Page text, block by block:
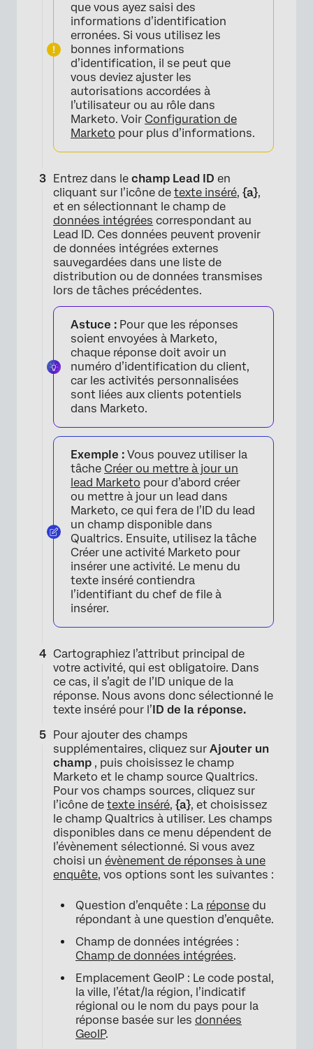
×
que vous ayez saisi des
informations d’identification
erronées. Si vous utilisez les
bonnes informations
d’identification, il se peut que
vous deviez ajuster les
autorisations accordées à
l’utilisateur ou au rôle dans
Marketo. Voir Configuration de
Marketo pour plus d’informations.
Entrez dans le champ Lead ID en
cliquant sur l’icône de texte inséré, {a},
et en sélectionnant le champ de
données intégrées correspondant au
Lead ID. Ces données peuvent provenir
de données intégrées externes
sauvegardées dans une liste de
distribution ou de données transmises
lors de tâches précédentes.
Astuce : Pour que les réponses
soient envoyées à Marketo,
chaque réponse doit avoir un
numéro d’identification du client,
car les activités personnalisées
sont liées aux clients potentiels
dans Marketo.
Exemple : Vous pouvez utiliser la
tâche Créer ou mettre à jour un
lead Marketo pour d’abord créer
ou mettre à jour un lead dans
Marketo, ce qui fera de l’ID du lead
un champ disponible dans
Qualtrics. Ensuite, utilisez la tâche
Créer une activité Marketo pour
insérer une activité. Le menu du
texte inséré contiendra
l’identifiant du chef de file à
insérer.
Cartographiez l’attribut principal de
votre activité, qui est obligatoire. Dans
ce cas, il s’agit de l’ID unique de la
réponse. Nous avons donc sélectionné le
texte inséré pour l’ ID de la réponse.
Pour ajouter des champs
supplémentaires, cliquez sur Ajouter un
champ , puis choisissez le champ
Marketo et le champ source Qualtrics.
Pour vos champs sources, cliquez sur
l’icône de texte inséré, {a}, et choisissez
le champ Qualtrics à utiliser. Les champs
disponibles dans ce menu dépendent de
l’évènement sélectionné. Si vous avez
choisi un évènement de réponses à une
enquête, vos options sont les suivantes :
Question d’enquête : La réponse du
répondant à une question d’enquête.
Champ de données intégrées :
Champ de données intégrées.
Emplacement GeoIP : Le code postal,
la ville, l’état/la région, l’indicatif
régional ou le nom du pays pour la
réponse basée sur les données
GeoIP.